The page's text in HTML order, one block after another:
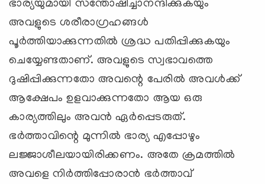
ഭാര്യയുമായി സന്തോഷിച്ചാനന്ദിക്കുകയും
അവളുടെ ശരീരാഗ്രഹങ്ങള്‍
പൂര്‍ത്തിയാക്കുന്നതില്‍ ശ്രദ്ധ പതിപ്പിക്കുകയും
ചെയ്യേണ്ടതാണ്. അവളുടെ സ്വഭാവത്തെ
ദുഷിപ്പിക്കുന്നതോ അവന്റെ പേരില്‍ അവള്‍ക്ക്
ആക്ഷേപം ഉളവാക്കുന്നതോ ആയ ഒരു
കാര്യത്തിലും അവന്‍ ഏര്‍പ്പെടരുത്.
ഭര്‍ത്താവിന്റെ മുന്നില്‍ ഭാര്യ എപ്പോഴും
ലജ്ജാശീലയായിരിക്കണം. അതേ ക്രമത്തില്‍
അവളെ നിര്‍ത്തിപ്പോരാന്‍ ഭര്‍ത്താവ്